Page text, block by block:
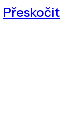
Přeskočit